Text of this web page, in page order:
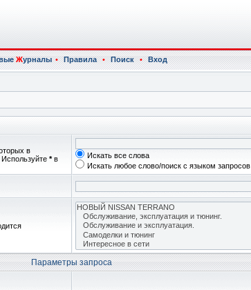
Журналы • Правила • Поиск • Вход
в
Используйте *в
Искать все слова
Искать любое слово/поиск с языком запросов
Параметры запроса